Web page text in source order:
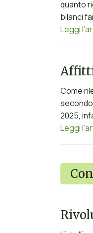
quanto
bilanci
Leggi
Come
2025,
Leggi